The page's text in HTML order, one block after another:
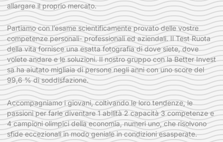
allargare il proprio mercato.
Partiamo con l’esame scientificamente provato delle vostre
competenze personali- professionali ed aziendali. Il Test Ruota
della vita fornisce una esatta fotografia di dove siete, dove
volete andare e le soluzioni. Il nostro gruppo con la Better Invest
sa ha aiutato migliaia di persone negli anni con uno score del
99,6 % di soddisfazione.
Accompagniamo i giovani, coltivando le loro tendenze, le
passioni per farle diventare 1 abilità 2 capacità 3 competenze e
4 campioni olimpici della economia, numeri uno, che risolvono
sfide eccezionali in modo geniale in condizioni esasperate.